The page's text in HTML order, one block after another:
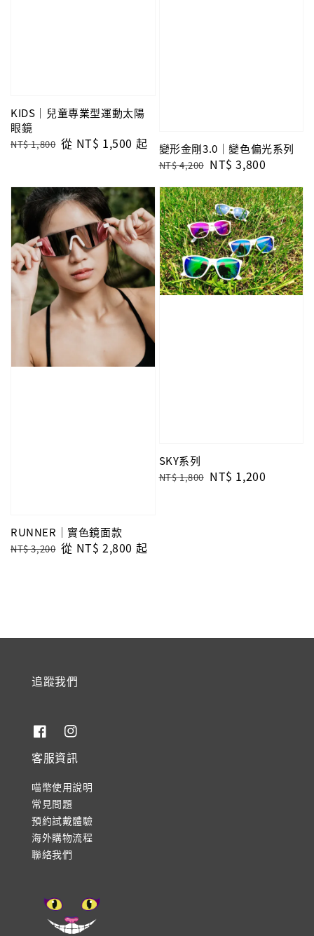
KIDS｜兒童專業型運動太陽
眼鏡
Regular
NT$ 1,800 Sale
從 NT$ 1,500 起 變形金剛3.0｜變色偏光系列
Regular
NT$ 4,200 Sale
NT$ 3,800
RUNNER｜實色鏡面款
Regular
NT$ 3,200 Sale
從 NT$ 2,800 起
SKY系列
Regular
NT$ 1,800 Sale
NT$ 1,200
追蹤我們
客服資訊
喵幣使用說明
常見問題
預約試戴體驗
海外購物流程
聯絡我們